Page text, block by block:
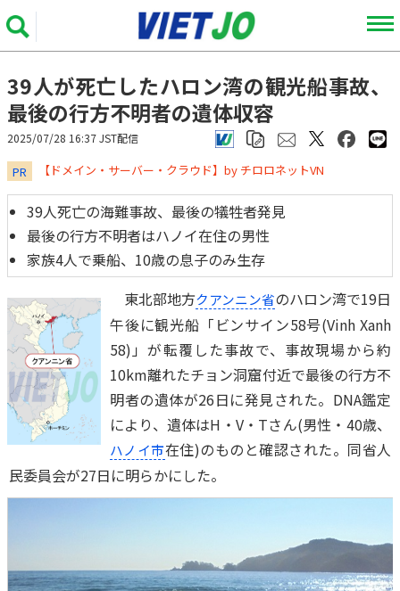
39人が死亡したハロン湾の観光船事故、
最後の行方不明者の遺体収容
2025/07/28 16:37 JST配信
PR ​​​​​​​【ドメイン・サーバー・クラウド】by チロロネットVN
39人死亡の海難事故、最後の犠牲者発見
最後の行方不明者はハノイ在住の男性
家族4人で乗船、10歳の息子のみ生存
東北部地方クアンニン省のハロン湾で19日
午後に観光船「ビンサイン58号(Vinh Xanh
58)」が転覆した事故で、事故現場から約
10km離れたチョン洞窟付近で最後の行方不
明者の遺体が26日に発見された。DNA鑑定
により、遺体はH・V・Tさん(男性・40歳、
ハノイ市在住)のものと確認された。同省人
民委員会が27日に明らかにした。